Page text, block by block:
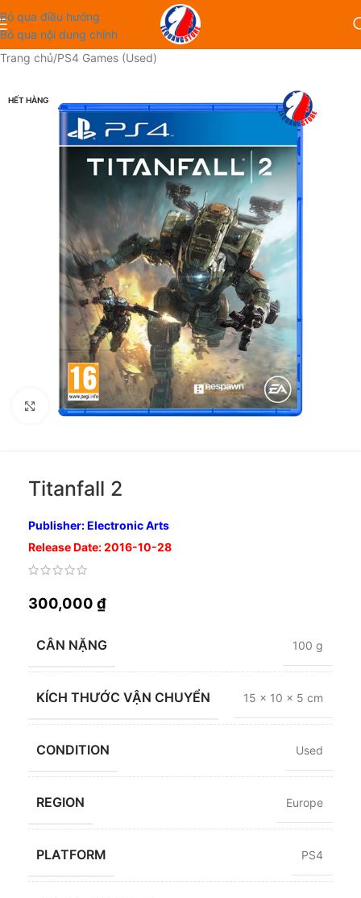
Bỏ qua điều hướng
Bỏ qua nội dung chính
Trang chủ/PS4 Games (Used)
HẾT HÀNG
Nhấp để phóng to
Titanfall 2
Publisher: Electronic Arts
Release Date: 2016-10-28
300,000 ₫
CÂN NẶNG 100 g
KÍCH THƯỚC VẬN CHUYỂN 15 × 10 × 5 cm
CONDITION Used
REGION Europe
PLATFORM PS4